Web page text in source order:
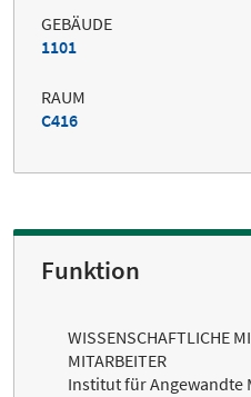
GEBÄUDE
1101
RAUM
C416
Funktion
WISSENSCHAFTLICHE
MITARBEITER
Institut für Angewandte